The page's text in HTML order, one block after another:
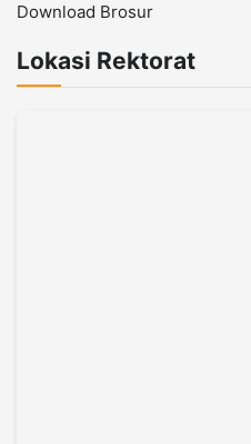
Download Brosur
Lokasi Rektorat